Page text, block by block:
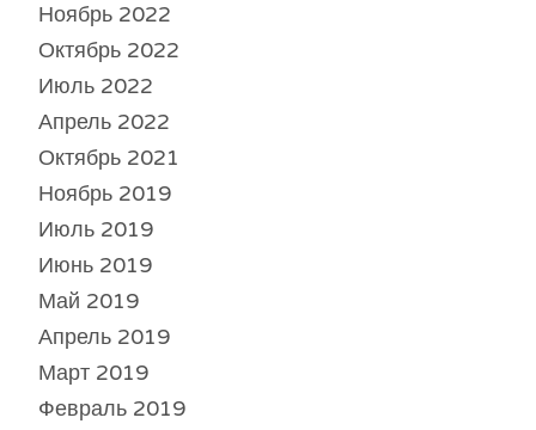
Ноябрь 2022
Октябрь 2022
Июль 2022
Апрель 2022
Октябрь 2021
Ноябрь 2019
Июль 2019
Июнь 2019
Май 2019
Апрель 2019
Март 2019
Февраль 2019